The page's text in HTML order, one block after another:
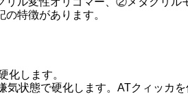
特徴があります。
化します。
状態で硬化します。ATクィッカ